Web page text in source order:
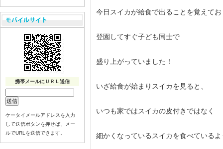
今日スイカが給食で出ることを覚えてお
登園してすぐ子ども同士で
盛り上がっていました！
いざ給食が始まりスイカを見ると、
いつも家ではスイカの皮付きではなく
細かくなっているスイカを食べている
携帯メールにＵＲＬ送信
ケータイメールアドレスを入力
して送信ボタンを押せば、メー
ルでURLを送信できます。